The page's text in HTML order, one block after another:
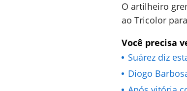
O artilheiro
ao Tricolor
Você precisa
Suárez diz
Diogo